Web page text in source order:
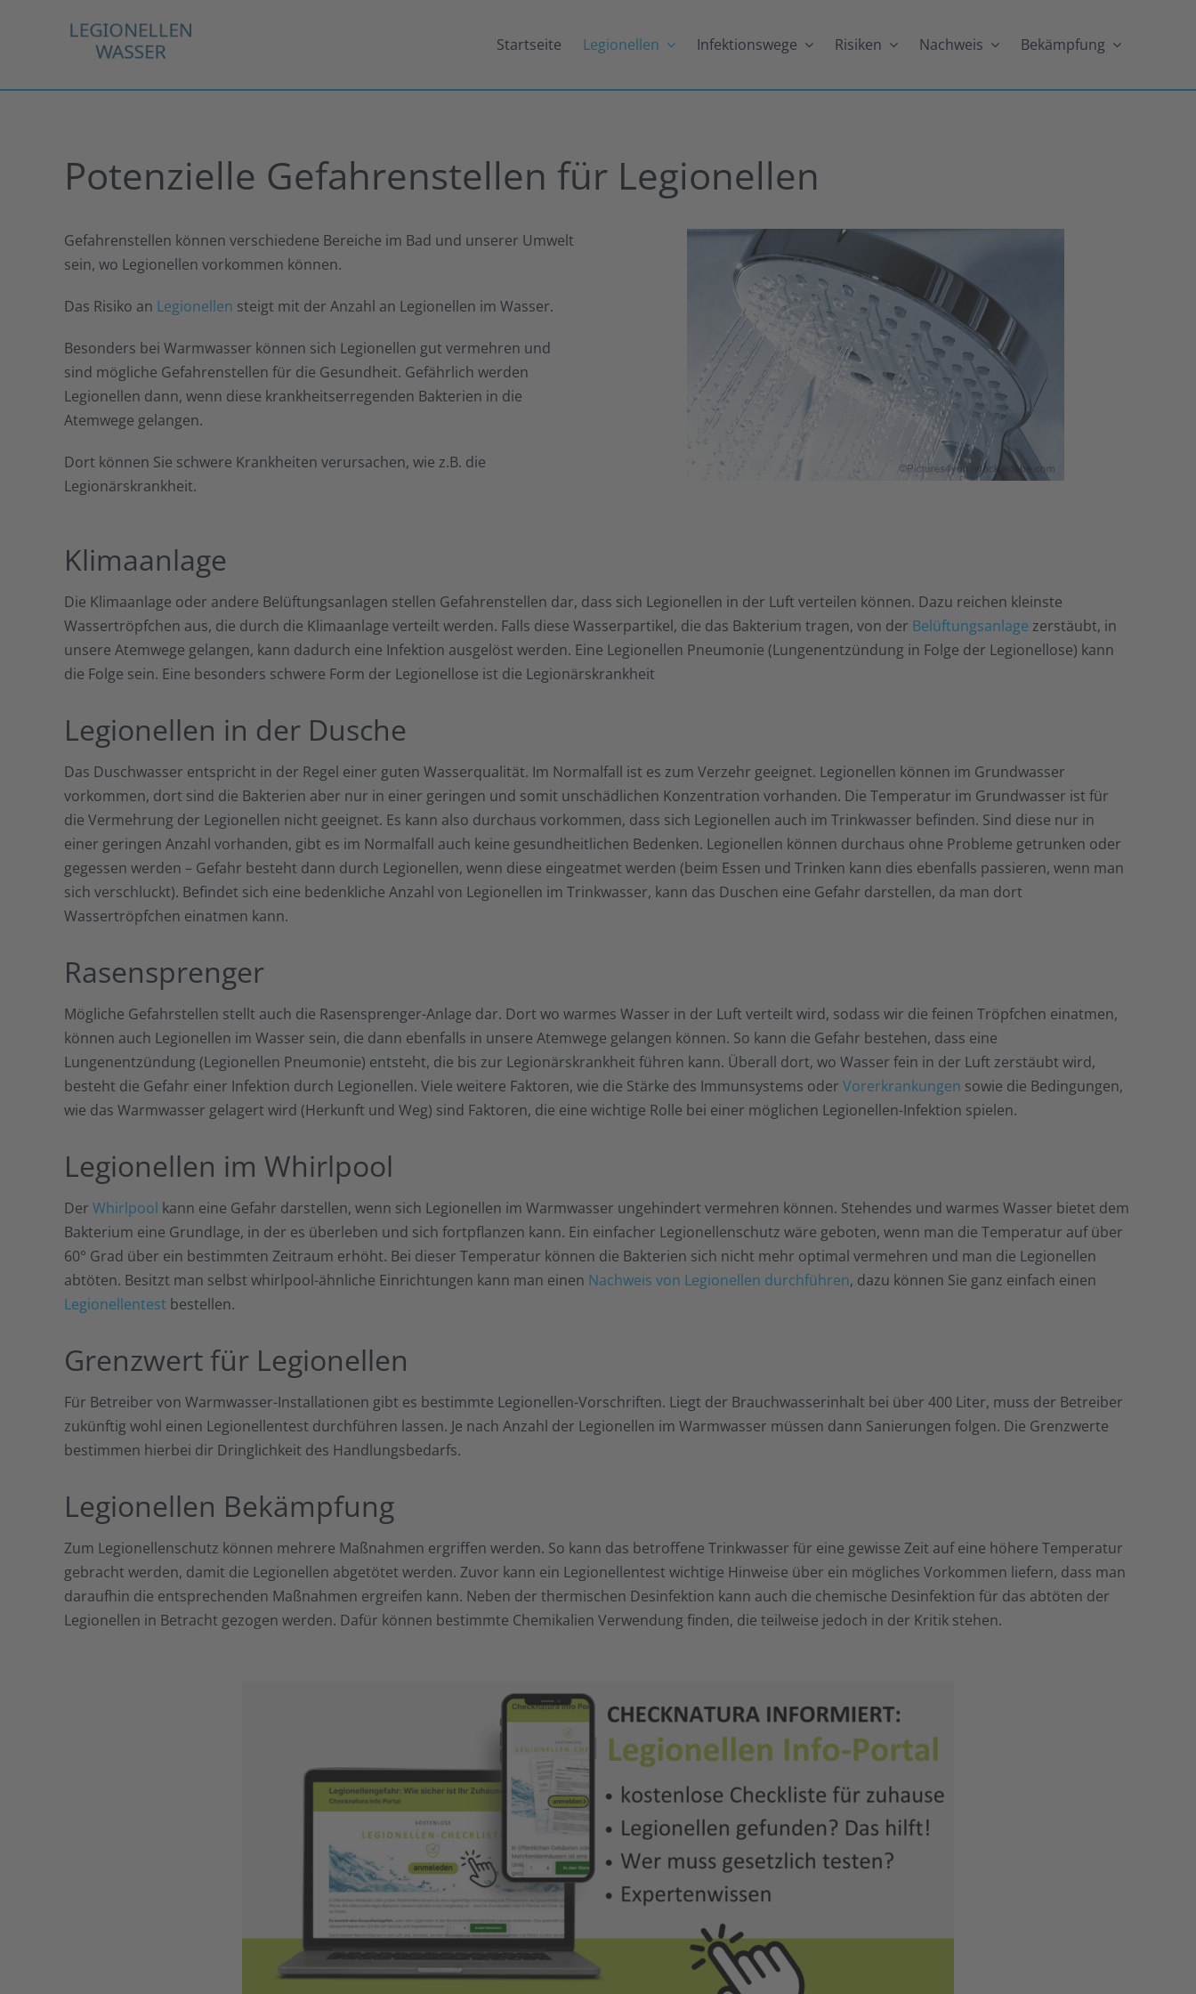
Startseite Legionellen Infektionswege Risiken Nachweis Bekämpfung
Potenzielle Gefahrenstellen für Legionellen
Gefahrenstellen können verschiedene Bereiche im Bad und unserer Umwelt
sein, wo Legionellen vorkommen können.
Das Risiko an Legionellen steigt mit der Anzahl an Legionellen im Wasser.
Besonders bei Warmwasser können sich Legionellen gut vermehren und
sind mögliche Gefahrenstellen für die Gesundheit. Gefährlich werden
Legionellen dann, wenn diese krankheitserregenden Bakterien in die
Atemwege gelangen.
Dort können Sie schwere Krankheiten verursachen, wie z.B. die
Legionärskrankheit.
Klimaanlage
Die Klimaanlage oder andere Belüftungsanlagen stellen Gefahrenstellen dar, dass sich Legionellen in der Luft verteilen können. Dazu reichen kleinste
Wassertröpfchen aus, die durch die Klimaanlage verteilt werden. Falls diese Wasserpartikel, die das Bakterium tragen, von der Belüftungsanlage zerstäubt, in
unsere Atemwege gelangen, kann dadurch eine Infektion ausgelöst werden. Eine Legionellen Pneumonie (Lungenentzündung in Folge der Legionellose) kann
die Folge sein. Eine besonders schwere Form der Legionellose ist die Legionärskrankheit
Legionellen in der Dusche
Das Duschwasser entspricht in der Regel einer guten Wasserqualität. Im Normalfall ist es zum Verzehr geeignet. Legionellen können im Grundwasser
vorkommen, dort sind die Bakterien aber nur in einer geringen und somit unschädlichen Konzentration vorhanden. Die Temperatur im Grundwasser ist für
die Vermehrung der Legionellen nicht geeignet. Es kann also durchaus vorkommen, dass sich Legionellen auch im Trinkwasser befinden. Sind diese nur in
einer geringen Anzahl vorhanden, gibt es im Normalfall auch keine gesundheitlichen Bedenken. Legionellen können durchaus ohne Probleme getrunken oder
gegessen werden – Gefahr besteht dann durch Legionellen, wenn diese eingeatmet werden (beim Essen und Trinken kann dies ebenfalls passieren, wenn man
sich verschluckt). Befindet sich eine bedenkliche Anzahl von Legionellen im Trinkwasser, kann das Duschen eine Gefahr darstellen, da man dort
Wassertröpfchen einatmen kann.
Rasensprenger
Mögliche Gefahrstellen stellt auch die Rasensprenger-Anlage dar. Dort wo warmes Wasser in der Luft verteilt wird, sodass wir die feinen Tröpfchen einatmen,
können auch Legionellen im Wasser sein, die dann ebenfalls in unsere Atemwege gelangen können. So kann die Gefahr bestehen, dass eine
Lungenentzündung (Legionellen Pneumonie) entsteht, die bis zur Legionärskrankheit führen kann. Überall dort, wo Wasser fein in der Luft zerstäubt wird,
besteht die Gefahr einer Infektion durch Legionellen. Viele weitere Faktoren, wie die Stärke des Immunsystems oder Vorerkrankungen sowie die Bedingungen,
wie das Warmwasser gelagert wird (Herkunft und Weg) sind Faktoren, die eine wichtige Rolle bei einer möglichen Legionellen-Infektion spielen.
Legionellen im Whirlpool
Der Whirlpool kann eine Gefahr darstellen, wenn sich Legionellen im Warmwasser ungehindert vermehren können. Stehendes und warmes Wasser bietet dem
Bakterium eine Grundlage, in der es überleben und sich fortpflanzen kann. Ein einfacher Legionellenschutz wäre geboten, wenn man die Temperatur auf über
60° Grad über ein bestimmten Zeitraum erhöht. Bei dieser Temperatur können die Bakterien sich nicht mehr optimal vermehren und man die Legionellen
abtöten. Besitzt man selbst whirlpool-ähnliche Einrichtungen kann man einen Nachweis von Legionellen durchführen, dazu können Sie ganz einfach einen
Legionellentest bestellen.
Grenzwert für Legionellen
Für Betreiber von Warmwasser-Installationen gibt es bestimmte Legionellen-Vorschriften. Liegt der Brauchwasserinhalt bei über 400 Liter, muss der Betreiber
zukünftig wohl einen Legionellentest durchführen lassen. Je nach Anzahl der Legionellen im Warmwasser müssen dann Sanierungen folgen. Die Grenzwerte
bestimmen hierbei dir Dringlichkeit des Handlungsbedarfs.
Legionellen Bekämpfung
Zum Legionellenschutz können mehrere Maßnahmen ergriffen werden. So kann das betroffene Trinkwasser für eine gewisse Zeit auf eine höhere Temperatur
gebracht werden, damit die Legionellen abgetötet werden. Zuvor kann ein Legionellentest wichtige Hinweise über ein mögliches Vorkommen liefern, dass man
daraufhin die entsprechenden Maßnahmen ergreifen kann. Neben der thermischen Desinfektion kann auch die chemische Desinfektion für das abtöten der
Legionellen in Betracht gezogen werden. Dafür können bestimmte Chemikalien Verwendung finden, die teilweise jedoch in der Kritik stehen.